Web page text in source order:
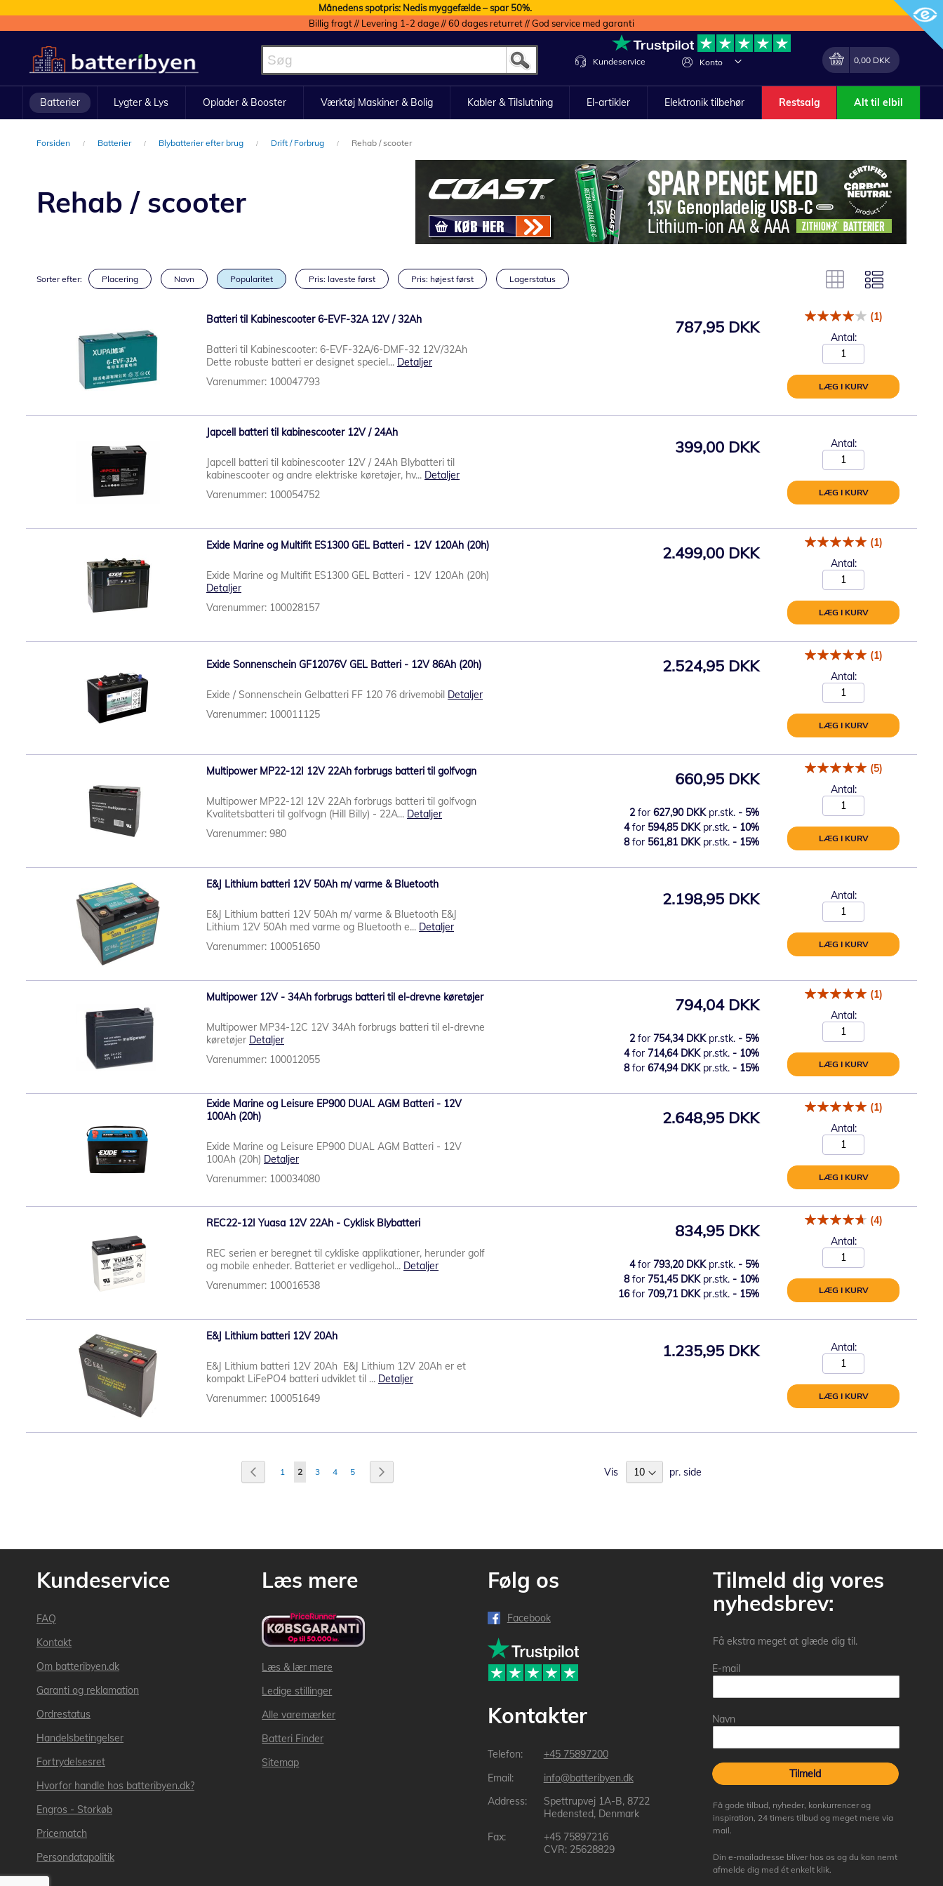
Månedens spotpris: Nedis myggefælde – spar 50%.
Billig fragt // Levering 1-2 dage // 60 dages returret // God service med garanti
to
Content
Konto
Lave
Min indkøbskurv
0,00 DKK
Kundeservice
Batterier Lygter & Lys Oplader & Booster Værktøj Maskiner & Bolig Kabler & Tilslutning El-artikler Elektronik tilbehør Restsalg Alt til elbil
Forsiden Batterier Blybatterier efter brug Drift / Forbrug Rehab / scooter
Rehab / scooter
Sorter efter: Placering Navn Popularitet Pris: laveste først Pris: højest først Lagerstatus
Batteri til Kabinescooter 6-EVF-32A 12V / 32Ah
Batteri til Kabinescooter: 6-EVF-32A/6-DMF-32 12V/32Ah
Dette robuste batteri er designet speciel... Detaljer
Varenummer: 100047793
787,95 DKK
(1)
Antal:
LÆG I KURV
Japcell batteri til kabinescooter 12V / 24Ah
Japcell batteri til kabinescooter 12V / 24Ah Blybatteri til
kabinescooter og andre elektriske køretøjer, hv... Detaljer
Varenummer: 100054752
399,00 DKK Antal:
LÆG I KURV
Exide Marine og Multifit ES1300 GEL Batteri - 12V 120Ah (20h)
Exide Marine og Multifit ES1300 GEL Batteri - 12V 120Ah (20h)
Detaljer
Varenummer: 100028157
2.499,00 DKK
(1)
Antal:
LÆG I KURV
Exide Sonnenschein GF12076V GEL Batteri - 12V 86Ah (20h)
Exide / Sonnenschein Gelbatteri FF 120 76 drivemobil Detaljer
Varenummer: 100011125
2.524,95 DKK
(1)
Antal:
LÆG I KURV
Multipower MP22-12I 12V 22Ah forbrugs batteri til golfvogn
Multipower MP22-12I 12V 22Ah forbrugs batteri til golfvogn
Kvalitetsbatteri til golfvogn (Hill Billy) - 22A... Detaljer
Varenummer: 980
660,95 DKK
2 for 627,90 DKK pr.stk. - 5%
4for 594,85 DKK pr.stk. - 10%
8for 561,81 DKK pr.stk. - 15%
(5)
Antal:
LÆG I KURV
E&J Lithium batteri 12V 50Ah m/ varme & Bluetooth
E&J Lithium batteri 12V 50Ah m/ varme & Bluetooth E&J
Lithium 12V 50Ah med varme og Bluetooth e... Detaljer
Varenummer: 100051650
2.198,95 DKK Antal:
LÆG I KURV
Multipower 12V - 34Ah forbrugs batteri til el-drevne køretøjer
Multipower MP34-12C 12V 34Ah forbrugs batteri til el-drevne
køretøjer Detaljer
Varenummer: 100012055
794,04 DKK
2 for 754,34 DKK pr.stk. - 5%
4for 714,64 DKK pr.stk. - 10%
8for 674,94 DKK pr.stk. - 15%
(1)
Antal:
LÆG I KURV
Exide Marine og Leisure EP900 DUAL AGM Batteri - 12V
100Ah (20h)
Exide Marine og Leisure EP900 DUAL AGM Batteri - 12V
100Ah (20h) Detaljer
Varenummer: 100034080
2.648,95 DKK
(1)
Antal:
LÆG I KURV
REC22-12I Yuasa 12V 22Ah - Cyklisk Blybatteri
REC serien er beregnet til cykliske applikationer, herunder golf
og mobile enheder. Batteriet er vedligehol... Detaljer
Varenummer: 100016538
834,95 DKK
4for 793,20 DKK pr.stk. - 5%
8for 751,45 DKK pr.stk. - 10%
16for 709,71 DKK pr.stk. - 15%
(4)
Antal:
LÆG I KURV
E&J Lithium batteri 12V 20Ah
E&J Lithium batteri 12V 20Ah E&J Lithium 12V 20Ah er et
kompakt LiFePO4 batteri udviklet til ... Detaljer
Varenummer: 100051649
1.235,95 DKK Antal:
LÆG I KURV
Side TilbageSide
1 Du læser i øjeblikket side
2 Side
3 Side
4 Side
5 Vis pr. side
Kundeservice
FAQ
Kontakt
Om batteribyen.dk
Garanti og reklamation
Ordrestatus
Handelsbetingelser
Fortrydelsesret
Hvorfor handle hos batteribyen.dk?
Engros - Storkøb
Pricematch
Persondatapolitik
Læs mere
Læs & lær mere
Ledige stillinger
Alle varemærker
Batteri Finder
Sitemap
Følg os
Facebook
Kontakter
+45 75897200
info@batteribyen.dk
Spettrupvej 1A-B, 8722
Hedensted, Denmark
+45 75897216
CVR: 25628829
Tilmeld dig vores
nyhedsbrev:
Få ekstra meget at glæde dig til.
E-mail
Navn
Tilmeld
Få gode tilbud, nyheder, konkurrencer og
inspiration, 24 timers tilbud og meget mere via
mail.
Din e-mailadresse bliver hos os og du kan nemt
afmelde dig med ét enkelt klik.